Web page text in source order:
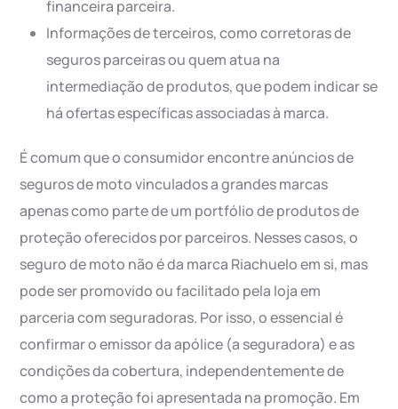
financeira parceira.
Informações de terceiros, como corretoras de
seguros parceiras ou quem atua na
intermediação de produtos, que podem indicar se
há ofertas específicas associadas à marca.
É comum que o consumidor encontre anúncios de
seguros de moto vinculados a grandes marcas
apenas como parte de um portfólio de produtos de
proteção oferecidos por parceiros. Nesses casos, o
seguro de moto não é da marca Riachuelo em si, mas
pode ser promovido ou facilitado pela loja em
parceria com seguradoras. Por isso, o essencial é
confirmar o emissor da apólice (a seguradora) e as
condições da cobertura, independentemente de
como a proteção foi apresentada na promoção. Em